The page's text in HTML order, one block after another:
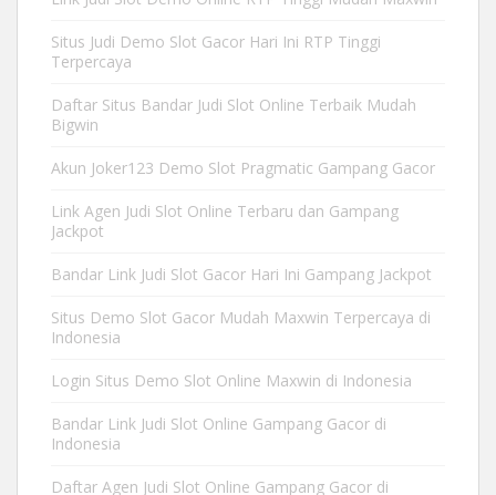
Situs Judi Demo Slot Gacor Hari Ini RTP Tinggi
Terpercaya
Daftar Situs Bandar Judi Slot Online Terbaik Mudah
Bigwin
Akun Joker123 Demo Slot Pragmatic Gampang Gacor
Link Agen Judi Slot Online Terbaru dan Gampang
Jackpot
Bandar Link Judi Slot Gacor Hari Ini Gampang Jackpot
Situs Demo Slot Gacor Mudah Maxwin Terpercaya di
Indonesia
Login Situs Demo Slot Online Maxwin di Indonesia
Bandar Link Judi Slot Online Gampang Gacor di
Indonesia
Daftar Agen Judi Slot Online Gampang Gacor di